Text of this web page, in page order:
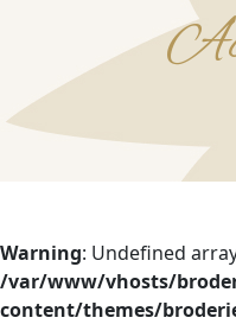
Warning: Undefined
/var/www/vhosts/
content/themes/